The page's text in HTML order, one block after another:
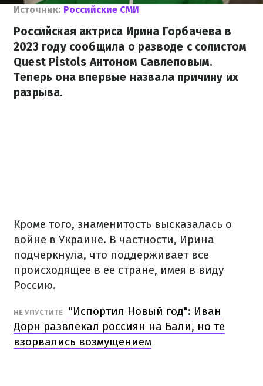
Источник: Российские СМИ
Российская актриса Ирина Горбачева в
2023 году сообщила о разводе с солистом
Quest Pistols Антоном Савлеповым.
Теперь она впервые назвала причину их
разрыва.
Кроме того, знаменитость высказалась о
войне в Украине. В частности, Ирина
подчеркнула, что поддерживает все
происходящее в ее стране, имея в виду
Россию.
НЕ УПУСТИТЕ
"Испортил Новый год": Иван
Дорн развлекал россиян на Бали, но те
взорвались возмущением